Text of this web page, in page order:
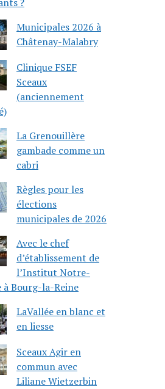
Municipales 2026 à
Châtenay-Malabry
Clinique FSEF
Sceaux
(anciennement
La Grenouillère
gambade comme un
cabri
Règles pour les
élections
municipales de 2026
Avec le chef
d’établissement de
l’Institut Notre-
à Bourg-la-Reine
LaVallée en blanc et
en liesse
Sceaux Agir en
commun avec
Liliane Wietzerbin